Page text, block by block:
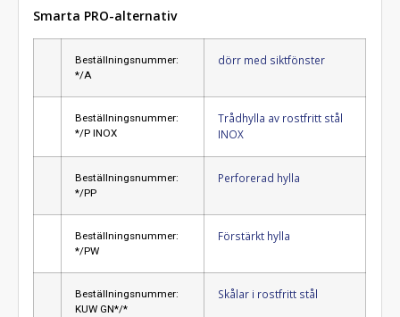
Smarta PRO-alternativ
Beställningsnummer:
*/A
dörr med siktfönster
Beställningsnummer:
*/P INOX
Trådhylla av rostfritt stål
INOX
Beställningsnummer:
*/PP
Perforerad hylla
Beställningsnummer:
*/PW
Förstärkt hylla
Beställningsnummer:
KUW GN*/*
Skålar i rostfritt stål